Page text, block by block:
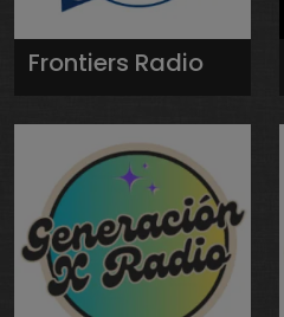
Frontiers Radio